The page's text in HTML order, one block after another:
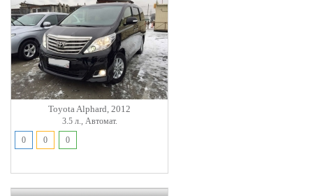
Toyota Alphard, 2012
3.5 л., Автомат.
0
0 0